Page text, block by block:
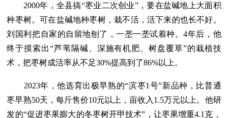
2000年，全县搞“枣业二次创业”，要在盐碱地上大面积
种枣树。可在盐碱地种枣树，栽不活，活下来的也长不好。
刘国利把自家的自留地刨了，一垄一垄试着种。4年后，他
终于摸索出“芦苇隔碱、深施有机肥、树盘覆草”的栽植技
术，把枣树成活率从不足30%提高到了86%以上。
2023年，他选育出极早熟的“滨枣1号”新品种，比普通
枣早熟50天，每斤售价10元以上，亩收入1.5万元以上。他研
发的“促进枣果膨大的冬枣树开甲技术”，让枣果增重4.1克，